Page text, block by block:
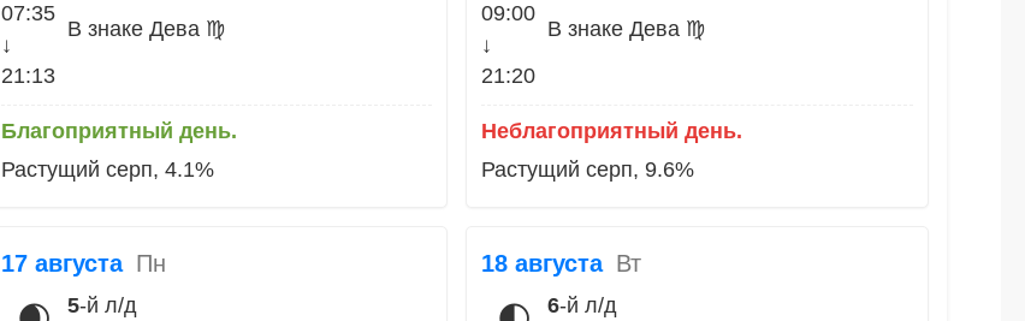
07:35
↓
21:13
В знаке Дева ♍
Благоприятный день.
Растущий серп, 4.1%
09:00
↓
21:20
В знаке Дева ♍
Неблагоприятный день.
Растущий серп, 9.6%
17 августа Пн
5-й л/д
18 августа Вт
6-й л/д